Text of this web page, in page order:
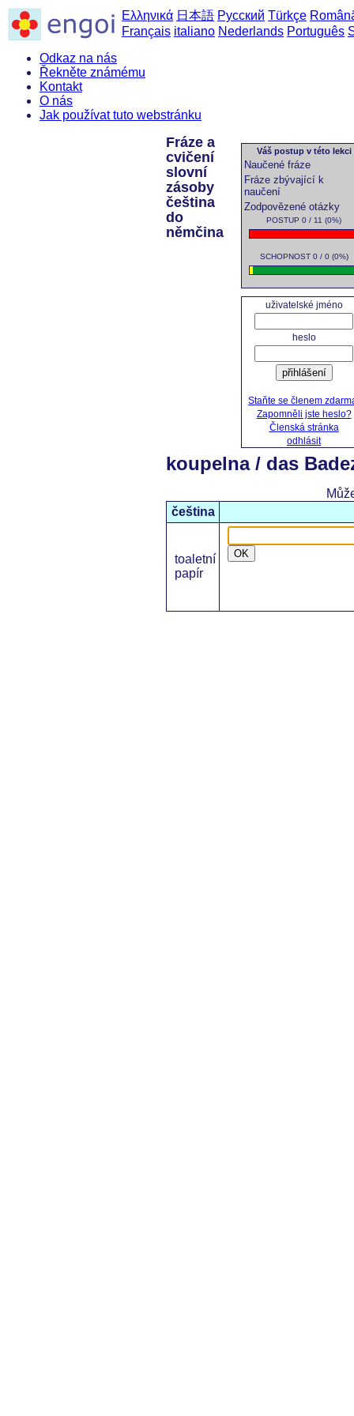
Ελληνικά 日本語 Русский Türkçe
Français italiano Nederlands Português
Odkaz na nás
Řekněte známému
Kontakt
O nás
Jak používat tuto webstránku
Váš postup v této lekci
Naučené fráze
Fráze zbývající k
naučení
Zodpovězené otázky
POSTUP 0 / 11 (0%)
SCHOPNOST 0 / 0 (0%)
uživatelské jméno
heslo
přihlášení
Staňte se členem
Zapomněli jste heslo?
Členská stránka
odhlásit
Fráze a
cvičení
slovní
zásoby
čeština
do
němčina
koupelna / das
čeština
toaletní
papír
OK